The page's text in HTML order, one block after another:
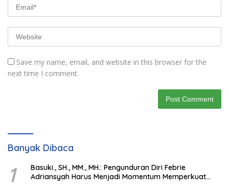
Save my name, email, and website in this browser for the
next time I comment.
Banyak Dibaca
1
Basuki., SH., MM., MH.: Pengunduran Diri Febrie
Adriansyah Harus Menjadi Momentum Memperkuat